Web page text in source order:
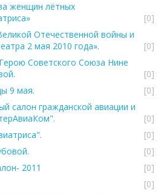
женщин лётных
[0]
Отечественной войны и
2 мая 2010 года».
[0]
Советского Союза Нине
[0]
9 мая.
[0]
салон гражданской авиации и
[0]
[0]
[0]
2011
[0]
[0]